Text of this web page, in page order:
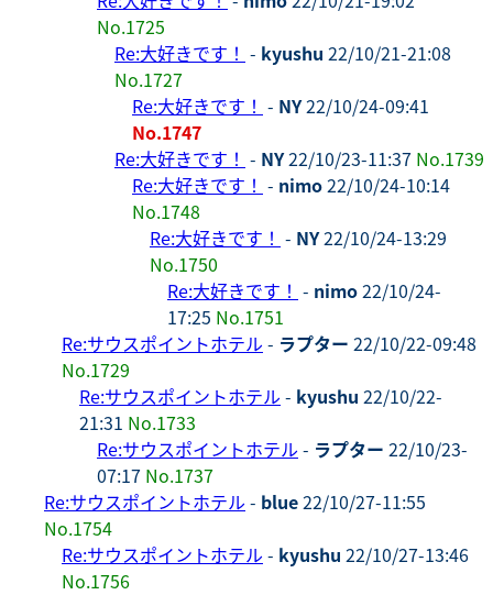
No.1725
Re:大好きです！ - kyushu 22/10/21-21:08
No.1727
Re:大好きです！ - NY22/10/24-09:41
No.1747
Re:大好きです！ - NY22/10/23-11:37 No.1739
Re:大好きです！ - nimo22/10/24-10:14
No.1748
Re:大好きです！ - NY22/10/24-13:29
No.1750
Re:大好きです！ - nimo22/10/24-
17:25 No.1751
Re:サウスポイントホテル - ラプター 22/10/22-09:48
No.1729
Re:サウスポイントホテル - kyushu 22/10/22-
21:31 No.1733
Re:サウスポイントホテル - ラプター 22/10/23-
07:17 No.1737
Re:サウスポイントホテル - blue22/10/27-11:55
No.1754
Re:サウスポイントホテル - kyushu 22/10/27-13:46
No.1756